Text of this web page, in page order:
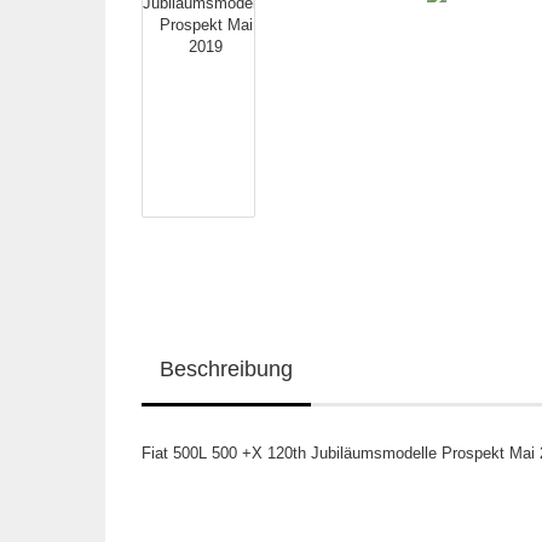
Beschreibung
Fiat 500L 500 +X 120th Jubiläumsmodelle Prospekt